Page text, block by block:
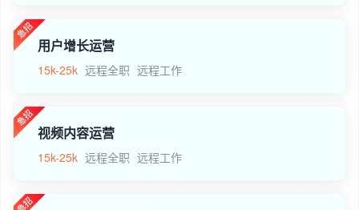
用户增长运营
15k-25k 远程全职 远程工作
视频内容运营
15k-25k 远程全职 远程工作